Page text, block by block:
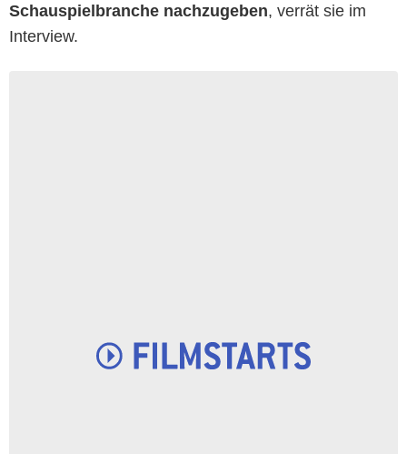
Schauspielbranche nachzugeben, verrät sie im
Interview.